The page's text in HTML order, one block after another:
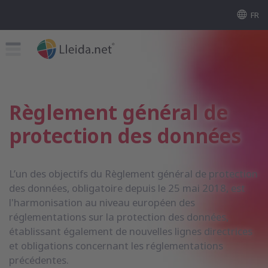
FR
Règlement général de
protection des données
L’un des objectifs du Règlement général de protection
des données, obligatoire depuis le 25 mai 2018, est
l'harmonisation au niveau européen des
réglementations sur la protection des données,
établissant également de nouvelles lignes directrices
et obligations concernant les réglementations
précédentes.